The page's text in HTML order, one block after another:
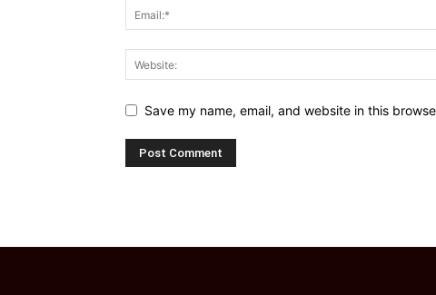
Save my name, email, and website in this